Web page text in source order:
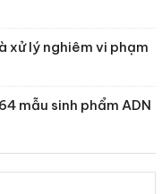
xử lý nghiêm vi phạm
mẫu sinh phẩm ADN